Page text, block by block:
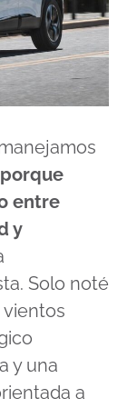
entre
y
Solo noté
vientos
y una
a